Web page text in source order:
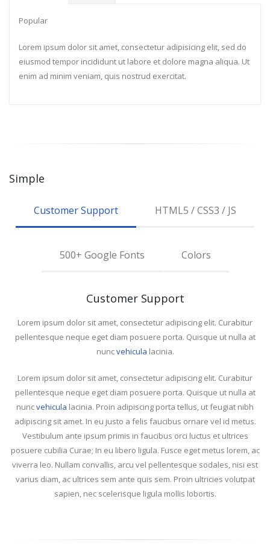
Popular
Lorem ipsum dolor sit amet, consectetur adipisicing elit, sed do
eiusmod tempor incididunt ut labore et dolore magna aliqua. Ut
enim ad minim veniam, quis nostrud exercitat.
Simple
Customer Support HTML5 / CSS3 / JS
500+ Google Fonts Colors
Customer Support
Lorem ipsum dolor sit amet, consectetur adipiscing elit. Curabitur
pellentesque neque eget diam posuere porta. Quisque ut nulla at
nuncvehicula lacinia.
Lorem ipsum dolor sit amet, consectetur adipiscing elit. Curabitur
pellentesque neque eget diam posuere porta. Quisque ut nulla at
nuncvehicula lacinia. Proin adipiscing porta tellus, ut feugiat nibh
adipiscing sit amet. In eu justo a felis faucibus ornare vel id metus.
Vestibulum ante ipsum primis in faucibus orci luctus et ultrices
posuere cubilia Curae; In eu libero ligula. Fusce eget metus lorem, ac
viverra leo. Nullam convallis, arcu vel pellentesque sodales, nisi est
varius diam, ac ultrices sem ante quis sem. Proin ultricies volutpat
sapien, nec scelerisque ligula mollis lobortis.